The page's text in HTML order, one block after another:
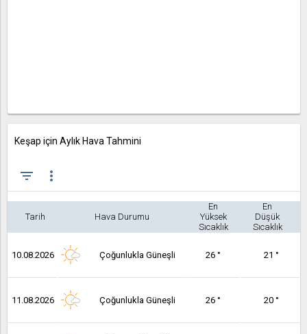
Keşap için Aylık Hava Tahmini
filter_list more_vert
Tarih Hava Durumu
En
Yüksek
Sıcaklık
En
Düşük
Sıcaklık
10.08.2026 Çoğunlukla Güneşli 26 ° 21 °
11.08.2026 Çoğunlukla Güneşli 26 ° 20 °